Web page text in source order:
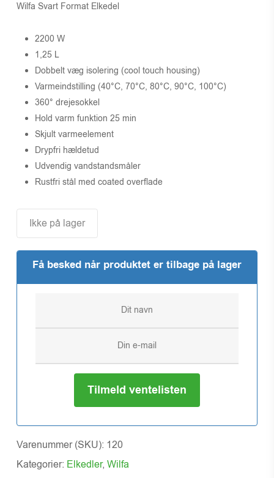
Wilfa Svart Format Elkedel
2200 W
1,25 L
Dobbelt væg isolering (cool touch housing)
Varmeindstilling (40°C, 70°C, 80°C, 90°C, 100°C)
360° drejesokkel
Hold varm funktion 25 min
Skjult varmeelement
Drypfri hældetud
Udvendig vandstandsmåler
Rustfri stål med coated overflade
Ikke på lager
Få besked når produktet er tilbage på lager
Tilmeld ventelisten
Varenummer (SKU): 120
Kategorier: Elkedler, Wilfa